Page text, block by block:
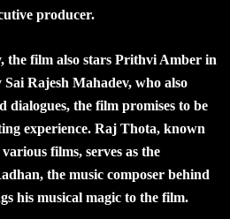
producer.
the film also stars Prithvi Amber in
Rajesh Mahadev, who also
dialogues, the film promises to be
experience. Raj Thota, known
films, serves as the
the music composer behind
his musical magic to the film.